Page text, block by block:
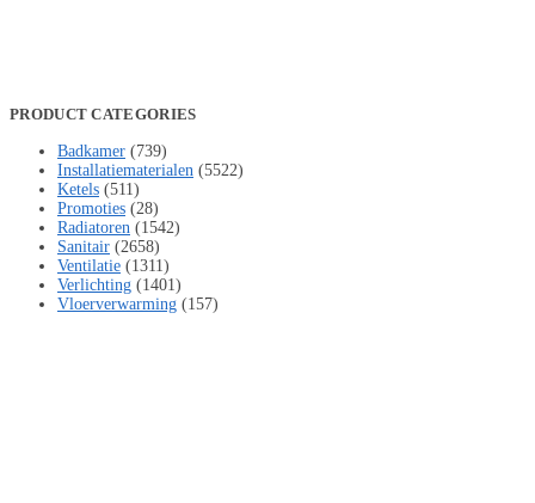
PRODUCT CATEGORIES
Badkamer (739)
Installatiematerialen (5522)
Ketels (511)
Promoties (28)
Radiatoren (1542)
Sanitair (2658)
Ventilatie (1311)
Verlichting (1401)
Vloerverwarming (157)